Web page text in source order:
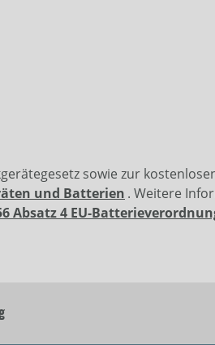
sowie zur
und Batterien . Weitere
Absatz 4 EU-